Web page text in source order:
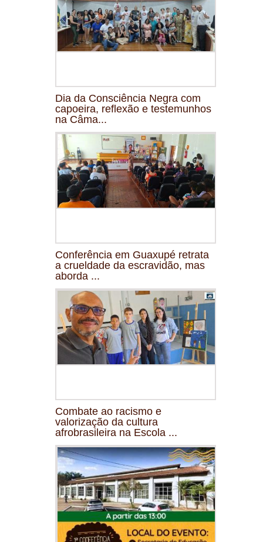
Dia da Consciência Negra com
capoeira, reflexão e testemunhos
na Câma...
Conferência em Guaxupé retrata
a crueldade da escravidão, mas
aborda ...
Combate ao racismo e
valorização da cultura
afrobrasileira na Escola ...